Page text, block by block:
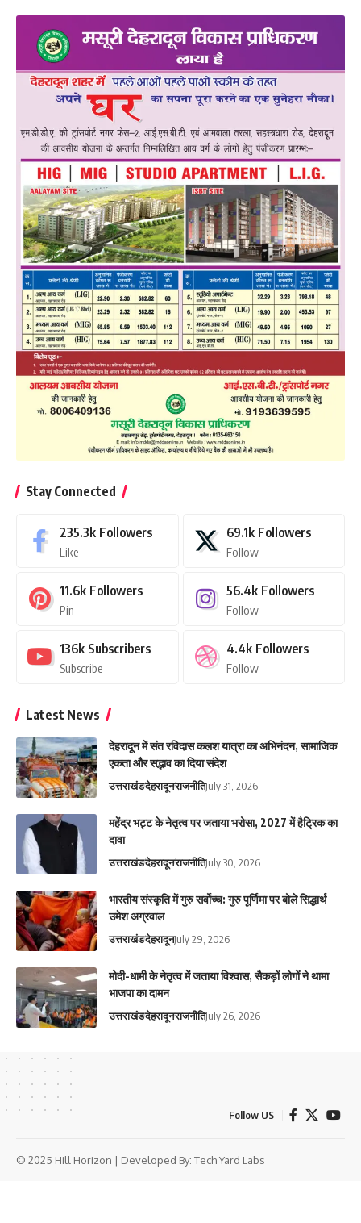
Stay Connected
235.3k Followers
Like
69.1k Followers
Follow
11.6k Followers
Pin
56.4k Followers
Follow
136k Subscribers
Subscribe
4.4k Followers
Follow
Latest News
देहरादून में संत रविदास कलश यात्रा का अभिनंदन, सामाजिक
एकता और सद्भाव का दिया संदेश
उत्तराखंडदेहरादूनराजनीतिJuly 31, 2026
महेंद्र भट्ट के नेतृत्व पर जताया भरोसा, 2027 में हैट्रिक का
दावा
उत्तराखंडदेहरादूनराजनीतिJuly 30, 2026
भारतीय संस्कृति में गुरु सर्वोच्च: गुरु पूर्णिमा पर बोले सिद्धार्थ
उमेश अग्रवाल
उत्तराखंडदेहरादूनJuly 29, 2026
मोदी-धामी के नेतृत्व में जताया विश्वास, सैकड़ों लोगों ने थामा
भाजपा का दामन
उत्तराखंडदेहरादूनराजनीतिJuly 26, 2026
Follow US
© 2025 Hill Horizon | Developed By: Tech Yard Labs